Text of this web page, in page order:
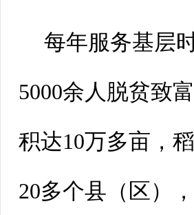
每年服务基层
5000余人脱贫致
积达10万多亩，
20多个县（区）